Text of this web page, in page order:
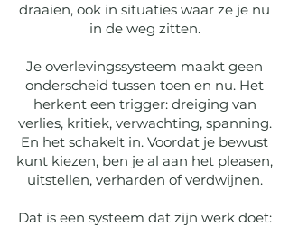
draaien, ook in situaties waar ze je nu
in de weg zitten.
Je overlevingssysteem maakt geen
onderscheid tussen toen en nu. Het
herkent een trigger: dreiging van
verlies, kritiek, verwachting, spanning.
En het schakelt in. Voordat je bewust
kunt kiezen, ben je al aan het pleasen,
uitstellen, verharden of verdwijnen.
Dat is een systeem dat zijn werk doet: